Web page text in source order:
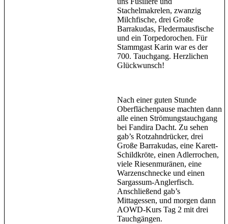
Stachelmakrelen, zwanzig
Milchfische, drei Große
Barrakudas, Fledermausfische
und ein Torpedorochen. Für
Stammgast Karin war es der
700. Tauchgang. Herzlichen
Glückwunsch!
Nach einer guten Stunde
Oberflächenpause machten dann
alle einen Strömungstauchgang
bei Fandira Dacht. Zu sehen
gab’s Rotzahndrücker, drei
Große Barrakudas, eine Karett-
Schildkröte, einen Adlerrochen,
viele Riesenmuränen, eine
Warzenschnecke und einen
Sargassum-Anglerfisch.
Anschließend gab’s
Mittagessen, und morgen dann
AOWD-Kurs Tag 2 mit drei
Tauchgängen.